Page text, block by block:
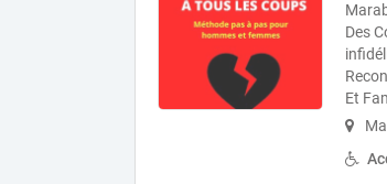
Des
Et